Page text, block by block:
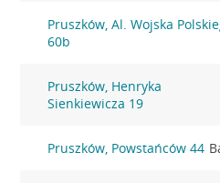
Pruszków, Al. Wojska
60b
Pruszków, Henryka
Sienkiewicza 19
Pruszków, Powstańców 44